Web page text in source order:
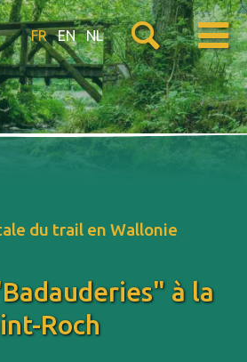
FR EN NL
du trail en Wallonie
à la
Roch